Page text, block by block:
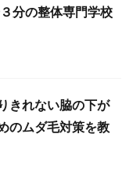
分の整体専門学校
きれない脇の下が
のムダ毛対策を教